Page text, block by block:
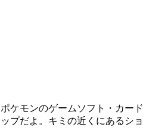
ケモンのゲームソフト・カ
プだよ。キミの近くにあるシ